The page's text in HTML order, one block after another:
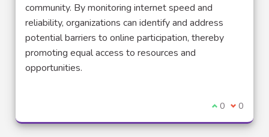
community. By monitoring internet speed and
reliability, organizations can identify and address
potential barriers to online participation, thereby
promoting equal access to resources and
opportunities.
Je suis
0 Je ne
0